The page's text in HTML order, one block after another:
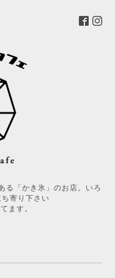
る「かき氷」のお店。いろ
寄り下さい
ます。